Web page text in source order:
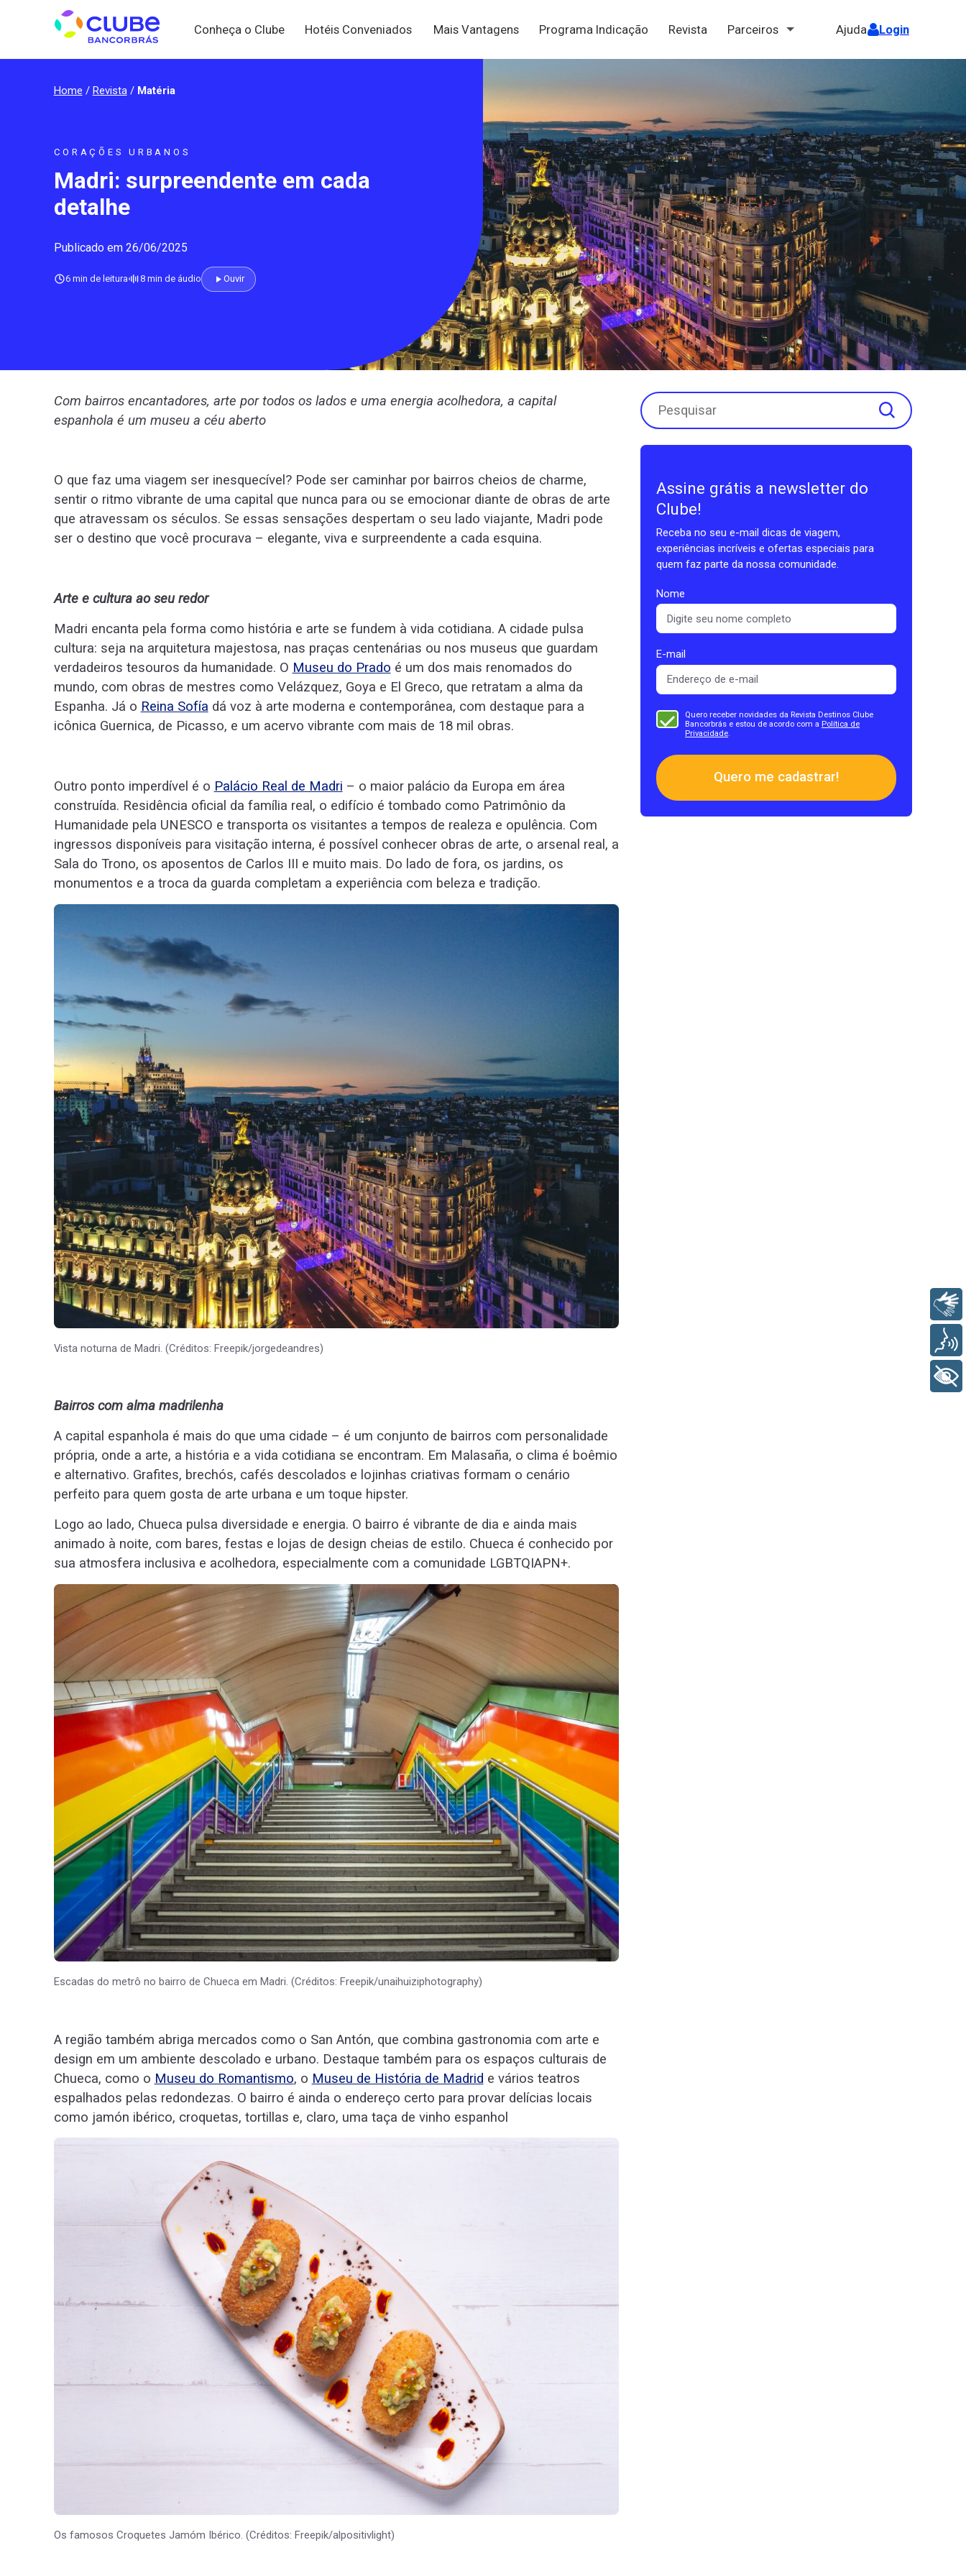
Conheça o Clube Hotéis Conveniados Mais Vantagens Programa Indicação Revista Parceiros Ajuda Login
Home / Revista/ Matéria
CORAÇÕES URBANOS
Madri: surpreendente em cada
detalhe
Publicado em 26/06/2025
6 min de leitura 8 min de áudio Ouvir
Com bairros encantadores, arte por todos os lados e uma energia acolhedora, a capital
espanhola é um museu a céu aberto
O que faz uma viagem ser inesquecível? Pode ser caminhar por bairros cheios de charme,
sentir o ritmo vibrante de uma capital que nunca para ou se emocionar diante de obras de arte
que atravessam os séculos. Se essas sensações despertam o seu lado viajante, Madri pode
ser o destino que você procurava – elegante, viva e surpreendente a cada esquina.
Arte e cultura ao seu redor
Madri encanta pela forma como história e arte se fundem à vida cotidiana. A cidade pulsa
cultura: seja na arquitetura majestosa, nas praças centenárias ou nos museus que guardam
verdadeiros tesouros da humanidade. O Museu do Prado é um dos mais renomados do
mundo, com obras de mestres como Velázquez, Goya e El Greco, que retratam a alma da
Espanha. Já o Reina Sofía dá voz à arte moderna e contemporânea, com destaque para a
icônica Guernica, de Picasso, e um acervo vibrante com mais de 18 mil obras.
Outro ponto imperdível é o Palácio Real de Madri – o maior palácio da Europa em área
construída. Residência oficial da família real, o edifício é tombado como Patrimônio da
Humanidade pela UNESCO e transporta os visitantes a tempos de realeza e opulência. Com
ingressos disponíveis para visitação interna, é possível conhecer obras de arte, o arsenal real, a
Sala do Trono, os aposentos de Carlos III e muito mais. Do lado de fora, os jardins, os
monumentos e a troca da guarda completam a experiência com beleza e tradição.
Vista noturna de Madri. (Créditos: Freepik/jorgedeandres)
Bairros com alma madrilenha
A capital espanhola é mais do que uma cidade – é um conjunto de bairros com personalidade
própria, onde a arte, a história e a vida cotidiana se encontram. Em Malasaña, o clima é boêmio
e alternativo. Grafites, brechós, cafés descolados e lojinhas criativas formam o cenário
perfeito para quem gosta de arte urbana e um toque hipster.
Logo ao lado, Chueca pulsa diversidade e energia. O bairro é vibrante de dia e ainda mais
animado à noite, com bares, festas e lojas de design cheias de estilo. Chueca é conhecido por
sua atmosfera inclusiva e acolhedora, especialmente com a comunidade LGBTQIAPN+.
Escadas do metrô no bairro de Chueca em Madri. (Créditos: Freepik/unaihuiziphotography)
A região também abriga mercados como o San Antón, que combina gastronomia com arte e
design em um ambiente descolado e urbano. Destaque também para os espaços culturais de
Chueca, como o Museu do Romantismo, o Museu de História de Madrid e vários teatros
espalhados pelas redondezas. O bairro é ainda o endereço certo para provar delícias locais
como jamón ibérico, croquetas, tortillas e, claro, uma taça de vinho espanhol
Os famosos Croquetes Jamóm Ibérico. (Créditos: Freepik/alpositivlight)
Assine grátis a newsletter do
Clube!
Receba no seu e-mail dicas de viagem,
experiências incríveis e ofertas especiais para
quem faz parte da nossa comunidade.
Nome
E-mail
Quero receber novidades da Revista Destinos Clube
Bancorbrás e estou de acordo com a Política de
Privacidade.
Quero me cadastrar!